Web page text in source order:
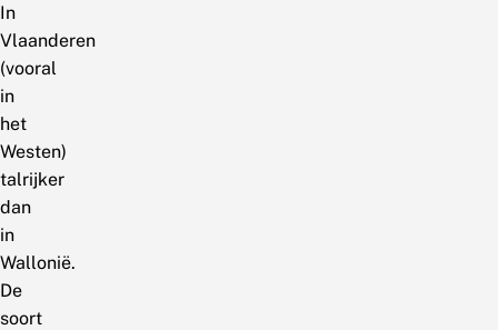
In
Vlaanderen
(vooral
in
het
Westen)
talrijker
dan
in
Wallonië.
De
soort